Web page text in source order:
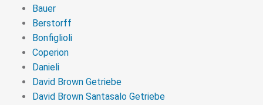
Bauer
Berstorff
Bonfiglioli
Coperion
Danieli
David Brown Getriebe
David Brown Santasalo Getriebe